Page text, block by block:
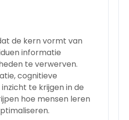
de kern vormt van
informatie
te verwerven.
cognitieve
te krijgen in de
hoe mensen leren